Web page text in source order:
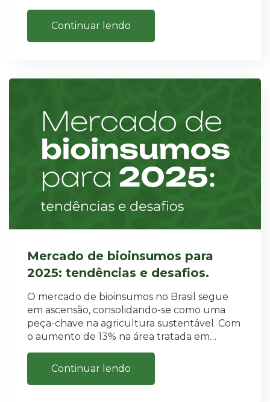
Continuar lendo
Mercado de bioinsumos para
2025: tendências e desafios.
O mercado de bioinsumos no Brasil segue
em ascensão, consolidando-se como uma
peça-chave na agricultura sustentável. Com
o aumento de 13% na área tratada em…
Continuar lendo